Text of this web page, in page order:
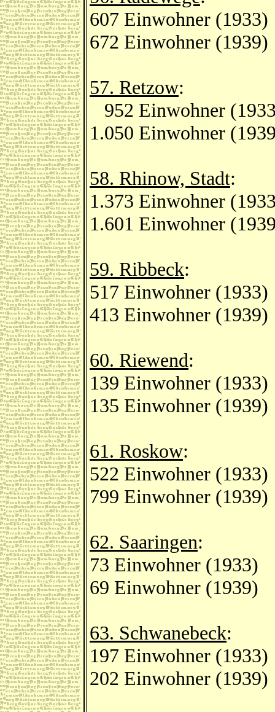
607 Einwohner (1933)
672 Einwohner (1939)
57. Retzow:
952 Einwohner
1.050 Einwohner
58. Rhinow, Stadt:
1.373 Einwohner
1.601 Einwohner
59. Ribbeck:
517 Einwohner (1933)
413 Einwohner (1939)
60. Riewend:
139 Einwohner (1933)
135 Einwohner (1939)
61. Roskow:
522 Einwohner (1933)
799 Einwohner (1939)
62. Saaringen:
73 Einwohner (1933)
69 Einwohner (1939)
63. Schwanebeck:
197 Einwohner (1933)
202 Einwohner (1939)